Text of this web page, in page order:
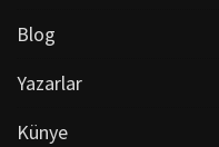
Blog
Yazarlar
Künye